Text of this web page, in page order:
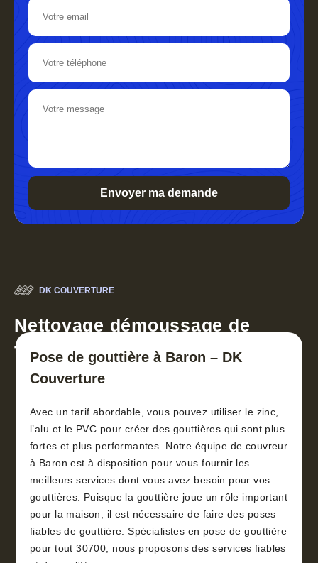
DK COUVERTURE
Nettoyage démoussage de
toiture 30
Pose de gouttière à Baron – DK
Couverture
Avec un tarif abordable, vous pouvez utiliser le zinc,
l’alu et le PVC pour créer des gouttières qui sont plus
fortes et plus performantes. Notre équipe de couvreur
à Baron est à disposition pour vous fournir les
meilleurs services dont vous avez besoin pour vos
gouttières. Puisque la gouttière joue un rôle important
pour la maison, il est nécessaire de faire des poses
fiables de gouttière. Spécialistes en pose de gouttière
pour tout 30700, nous proposons des services fiables